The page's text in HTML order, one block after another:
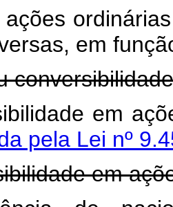
em
em
pela Lei nº
em